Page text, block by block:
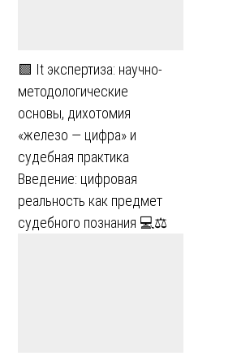
🟩 It экспертиза: научно-
методологические
основы, дихотомия
«железо — цифра» и
судебная практика
Введение: цифровая
реальность как предмет
судебного познания 💻⚖️